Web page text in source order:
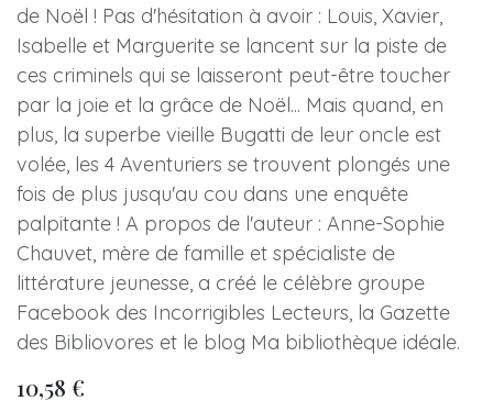
de Noël ! Pas d'hésitation à avoir : Louis, Xavier,
Isabelle et Marguerite se lancent sur la piste de
ces criminels qui se laisseront peut-être toucher
par la joie et la grâce de Noël... Mais quand, en
plus, la superbe vieille Bugatti de leur oncle est
volée, les 4 Aventuriers se trouvent plongés une
fois de plus jusqu'au cou dans une enquête
palpitante ! A propos de l'auteur : Anne-Sophie
Chauvet, mère de famille et spécialiste de
littérature jeunesse, a créé le célèbre groupe
Facebook des Incorrigibles Lecteurs, la Gazette
des Bibliovores et le blog Ma bibliothèque idéale.
10,58 €